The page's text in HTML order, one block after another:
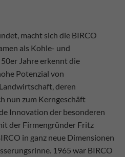
macht sich die BIRCO
als Kohle- und
Jahre erkennt die
Potenzial von
deren
nun zum Kerngeschäft
Innovation der besonderen
der Firmengründer Fritz
in ganz neue Dimensionen
1965 war BIRCO